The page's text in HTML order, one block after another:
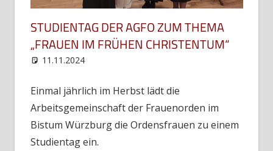
STUDIENTAG DER AGFO ZUM THEMA
„FRAUEN IM FRÜHEN CHRISTENTUM“
11.11.2024
Einmal jährlich im Herbst lädt die
Arbeitsgemeinschaft der Frauenorden im
Bistum Würzburg die Ordensfrauen zu einem
Studientag ein.